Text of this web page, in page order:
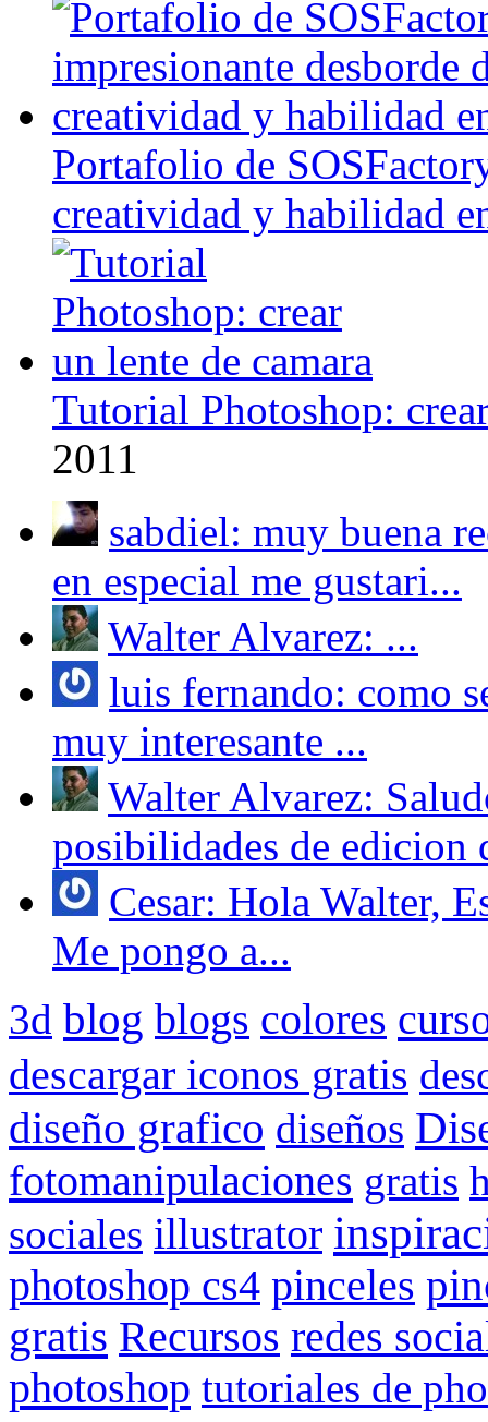
Portafolio de
creatividad y habilidad
Tutorial Photoshop:
2011
sabdiel: muy buena
en especial me gustari...
Walter Alvarez: ...
luis fernando: como
muy interesante ...
Walter Alvarez:
posibilidades de edicion
Cesar: Hola Walter,
Me pongo a...
3d blog blogs colores
descargar iconos gratis
diseño grafico diseños
fotomanipulaciones gratis
sociales illustrator
photoshop cs4 pinceles
gratis Recursos redes
photoshop tutoriales de